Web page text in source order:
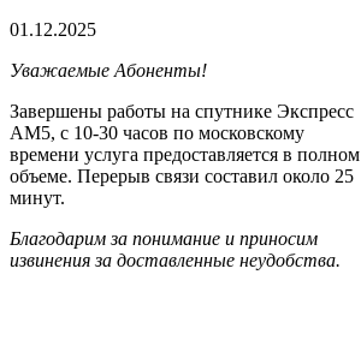
01.12.2025
Уважаемые Абоненты!
Завершены работы на спутнике Экспресс
АМ5, с 10-30 часов по московскому
времени услуга предоставляется в полном
объеме. Перерыв связи составил около 25
минут.
Благодарим за понимание и приносим
извинения за доставленные неудобства.